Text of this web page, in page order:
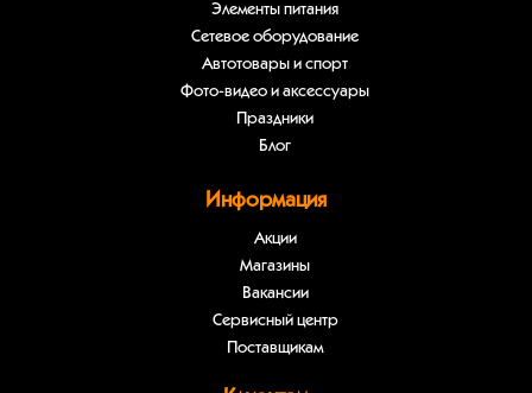
Элементы питания
Сетевое оборудование
Автотовары и спорт
Фото-видео и аксессуары
Праздники
Блог
Информация
Акции
Магазины
Вакансии
Сервисный центр
Поставщикам